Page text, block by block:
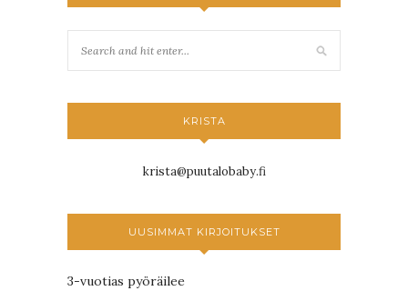
KRISTA
krista@puutalobaby.fi
UUSIMMAT KIRJOITUKSET
3-vuotias pyöräilee